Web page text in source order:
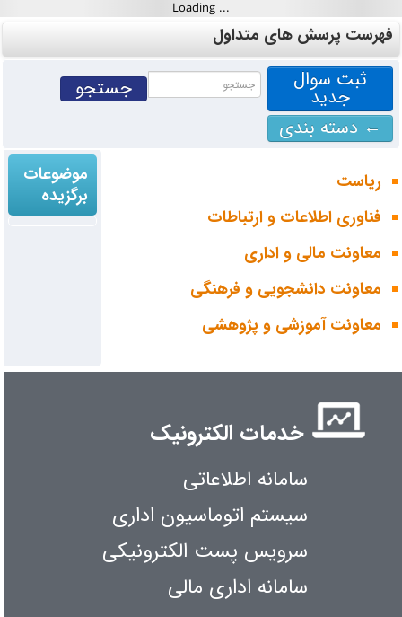
فهرست پرسش های متداول
ثبت سوال
جدید
← دسته بندی
ریاست
فناوری اطلاعات و ارتباطات
معاونت مالی و اداری
معاونت دانشجویی و فرهنگی
معاونت آموزشی و پژوهشی
موضوعات
برگزیده
خدمات الکترونیک
سامانه اطلاعاتی
سیستم اتوماسیون اداری
سرویس پست الکترونیکی
سامانه اداری مالی